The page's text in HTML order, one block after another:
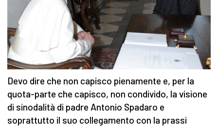
Devo dire che non capisco pienamente e, per la
quota-parte che capisco, non condivido, la visione
di sinodalità di padre Antonio Spadaro e
soprattutto il suo collegamento con la prassi